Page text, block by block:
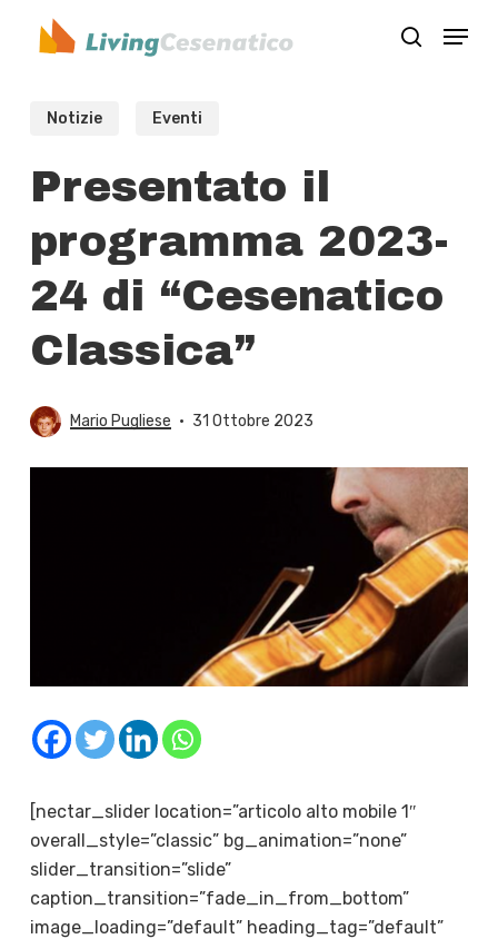
search
Menu
Notizie Eventi
Presentato il
programma 2023-
24 di “Cesenatico
Classica”
Mario Pugliese 31 Ottobre 2023
[nectar_slider location=”articolo alto mobile 1″
overall_style=”classic” bg_animation=”none”
slider_transition=”slide”
caption_transition=”fade_in_from_bottom”
image_loading=”default” heading_tag=”default”